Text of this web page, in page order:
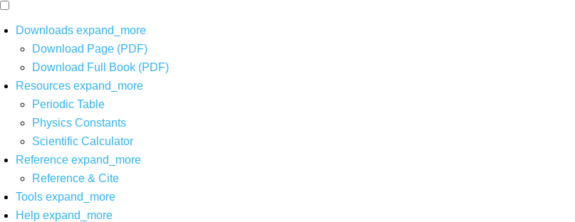
Downloads expand_more
Download Page (PDF)
Download Full Book (PDF)
Resources expand_more
Periodic Table
Physics Constants
Scientific Calculator
Reference expand_more
Reference & Cite
Tools expand_more
Help expand_more